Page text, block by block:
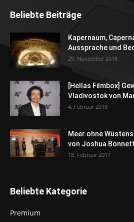
Beliebte Beiträge
Kapernaum,
Aussprache und
29. November 2018
[Hellas Filmbox]
Vladivostok von
4. Februar 2018
Meer ohne
von Joshua
18. Februar 2017
Beliebte Kategorie
Premium